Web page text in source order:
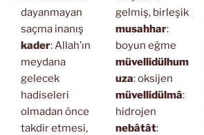
dayanmayan
saçma inanış
kader: Allah’ın
meydana
gelecek
hadiseleri
olmadan önce
takdir etmesi,
gelmiş, birleşik
musahhar:
boyun eğme
müvellidülhum
uza: oksijen
müvellidülmâ:
hidrojen
nebâtât: